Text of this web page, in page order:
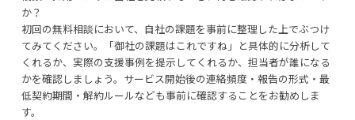
か？
初回の無料相談において、自社の課題を事前に整理した上でぶつけ
てみてください。「御社の課題はこれですね」と具体的に分析して
くれるか、実際の支援事例を提示してくれるか、担当者が誰になる
かを確認しましょう。サービス開始後の連絡頻度・報告の形式・最
低契約期間・解約ルールなども事前に確認することをお勧めしま
す。